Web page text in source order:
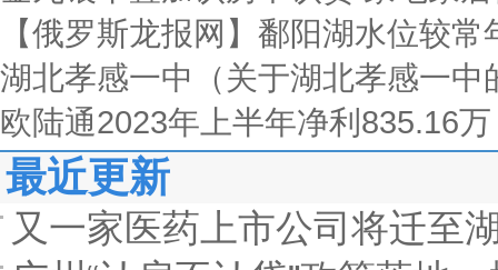
【俄罗斯龙报网】鄱阳湖水位较
湖北孝感一中（关于湖北孝感一中
欧陆通2023年上半年净利835.16
最近更新
又一家医药上市公司将迁至